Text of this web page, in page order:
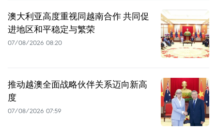
澳大利亚高度重视同越南合作 共同促
进地区和平稳定与繁荣
07/08/2026 08:20
推动越澳全面战略伙伴关系迈向新高
度
07/08/2026 07:59